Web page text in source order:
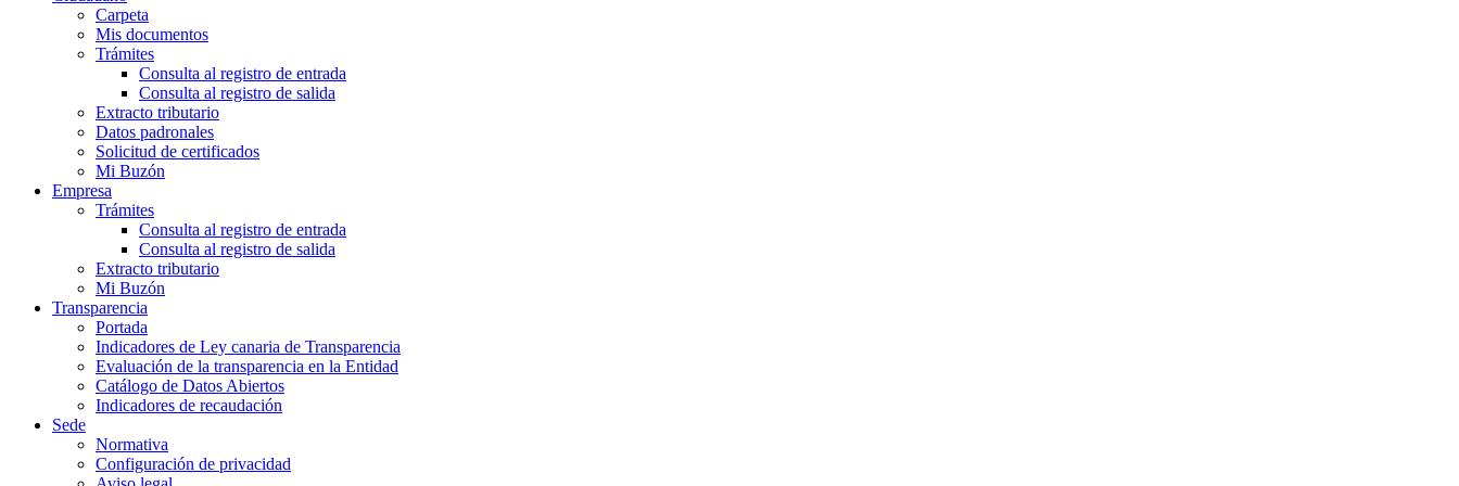
Carpeta
Mis documentos
Trámites
Consulta al registro de entrada
Consulta al registro de salida
Extracto tributario
Datos padronales
Solicitud de certificados
Mi Buzón
Empresa
Trámites
Consulta al registro de entrada
Consulta al registro de salida
Extracto tributario
Mi Buzón
Transparencia
Portada
Indicadores de Ley canaria de Transparencia
Evaluación de la transparencia en la Entidad
Catálogo de Datos Abiertos
Indicadores de recaudación
Sede
Normativa
Configuración de privacidad